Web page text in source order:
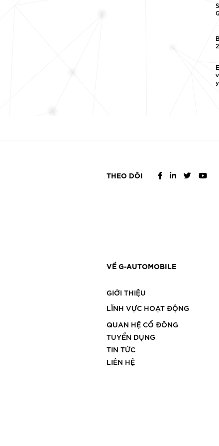
THEO DÕI
VỀ G-AUTOMOBILE
GIỚI THIỆU
LĨNH VỰC HOẠT ĐỘNG
QUAN HỆ CỔ ĐÔNG
TUYỂN DỤNG
TIN TỨC
LIÊN HỆ